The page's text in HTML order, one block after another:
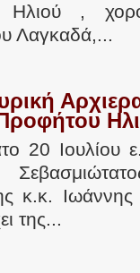
,
Λαγκαδά,...
Προφήτου
20 Ιουλίου
κ.κ. Ιωάννης
της...